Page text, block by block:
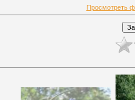
Просмотреть